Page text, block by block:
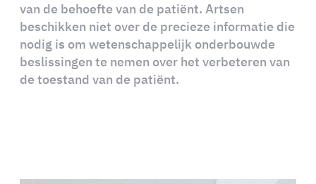
van de behoefte van de patiënt. Artsen
beschikken niet over de precieze informatie die
nodig is om wetenschappelijk onderbouwde
beslissingen te nemen over het verbeteren van
de toestand van de patiënt.